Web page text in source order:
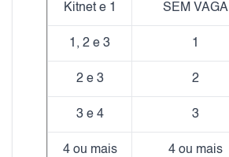
Kitnet e 1 SEM VAGA
1, 2 e 3 1
2 e 3 2
3 e 4 3
4 ou mais 4 ou mais